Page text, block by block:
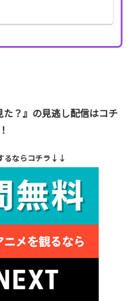
た？』の見逃し配信はコチ
るならコチラ↓↓